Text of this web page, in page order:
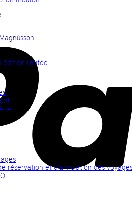
édition limitée
réservation et d’annulation des voyages